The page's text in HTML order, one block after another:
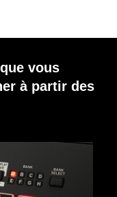
vous
à partir des